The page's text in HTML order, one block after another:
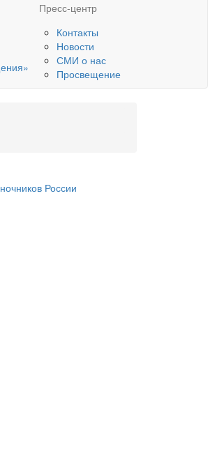
Пресс-центр
Контакты
Новости
СМИ о нас
Просвещение
России